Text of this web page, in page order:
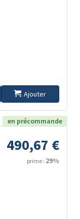
Ajouter
en précommande
490,67 €
prime : 29%